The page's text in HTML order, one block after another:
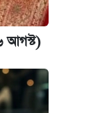
আগস্ট)